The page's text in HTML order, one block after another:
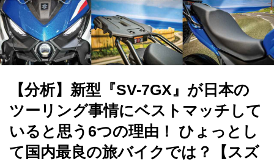
【分析】新型『SV-7GX』が日本の
ツーリング事情にベストマッチして
いると思う6つの理由！ ひょっとし
て国内最良の旅バイクでは？【スズ